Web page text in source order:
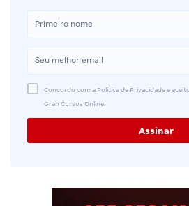
Concordo com a Política de Privacidade e
Gran Cursos Online.